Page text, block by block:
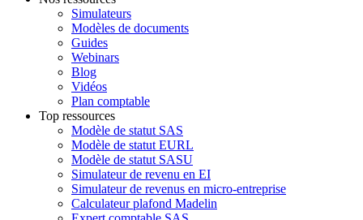
Simulateurs
Modèles de documents
Guides
Webinars
Blog
Vidéos
Plan comptable
Top ressources
Modèle de statut SAS
Modèle de statut EURL
Modèle de statut SASU
Simulateur de revenu en EI
Simulateur de revenus en micro-entreprise
Calculateur plafond Madelin